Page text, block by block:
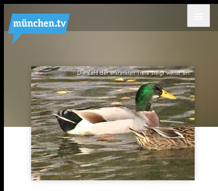
Die Zahl der erkrankten Tiere steigt weiter an.